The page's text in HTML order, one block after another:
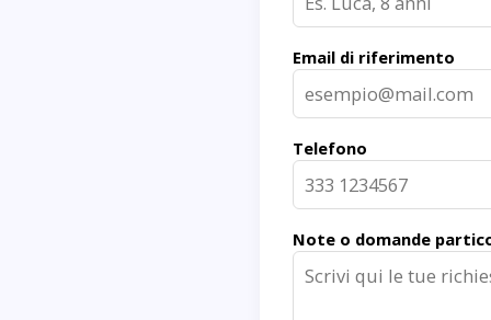
Email di riferimento
Telefono
Note o domande